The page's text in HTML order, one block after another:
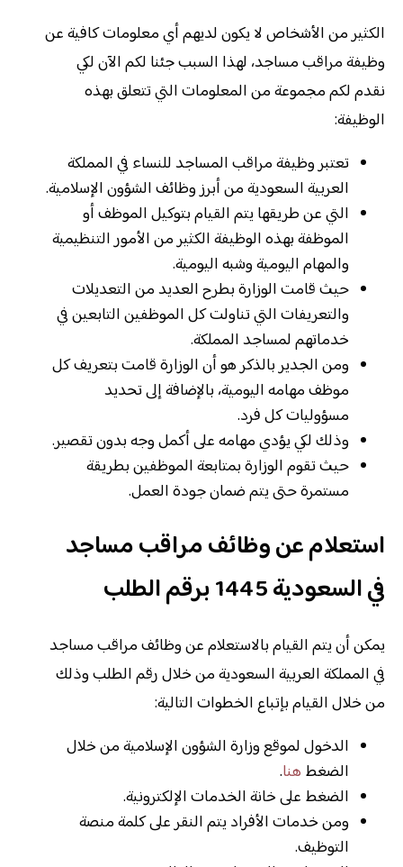
الكثير من الأشخاص لا يكون لديهم أي معلومات كافية عن
وظيفة مراقب مساجد، لهذا السبب جئنا لكم الآن لكي
نقدم لكم مجموعة من المعلومات التي تتعلق بهذه
الوظيفة:
تعتبر وظيفة مراقب المساجد للنساء في المملكة
العربية السعودية من أبرز وظائف الشؤون الإسلامية.
التي عن طريقها يتم القيام بتوكيل الموظف أو
الموظفة بهذه الوظيفة الكثير من الأمور التنظيمية
والمهام اليومية وشبه اليومية.
حيث قامت الوزارة بطرح العديد من التعديلات
والتعريفات التي تناولت كل الموظفين التابعين في
خدماتهم لمساجد المملكة.
ومن الجدير بالذكر هو أن الوزارة قامت بتعريف كل
موظف مهامه اليومية، بالإضافة إلى تحديد
مسؤوليات كل فرد.
وذلك لكي يؤدي مهامه على أكمل وجه بدون تقصير.
حيث تقوم الوزارة بمتابعة الموظفين بطريقة
مستمرة حتى يتم ضمان جودة العمل.
استعلام عن وظائف مراقب مساجد
في السعودية 1445 برقم الطلب
يمكن أن يتم القيام بالاستعلام عن وظائف مراقب مساجد
في المملكة العربية السعودية من خلال رقم الطلب وذلك
من خلال القيام بإتباع الخطوات التالية:
الدخول لموقع وزارة الشؤون الإسلامية من خلال
الضغط هنا.
الضغط على خانة الخدمات الإلكترونية.
ومن خدمات الأفراد يتم النقر على كلمة منصة
التوظيف.